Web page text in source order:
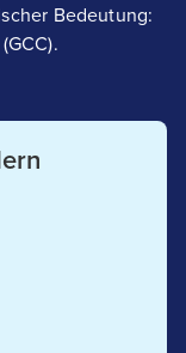
Bedeutung: